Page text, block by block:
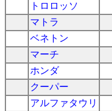
トロロッソ
マトラ
ベネトン
マーチ
ホンダ
クーパー
アルファタウリ